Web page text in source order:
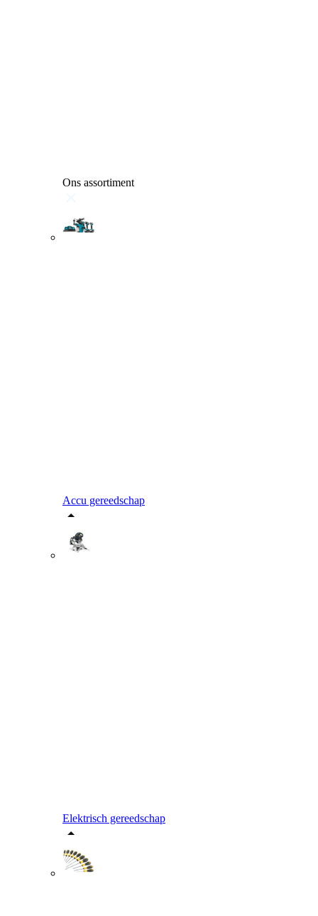
Ons assortiment
Accu gereedschap
Elektrisch gereedschap